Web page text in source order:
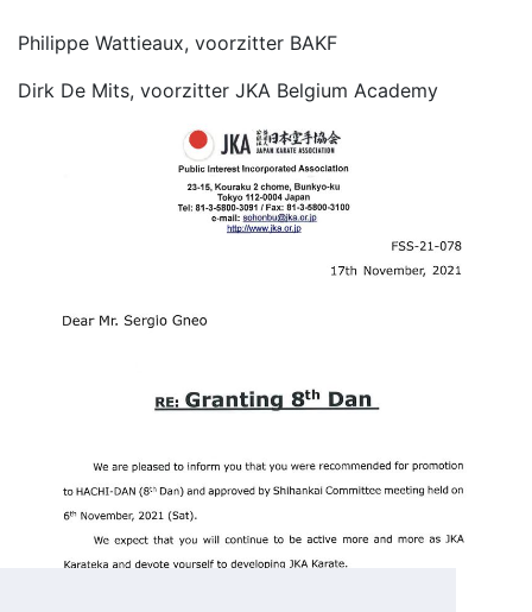
Philippe Wattieaux, voorzitter BAKF
Dirk De Mits, voorzitter JKA Belgium Academy